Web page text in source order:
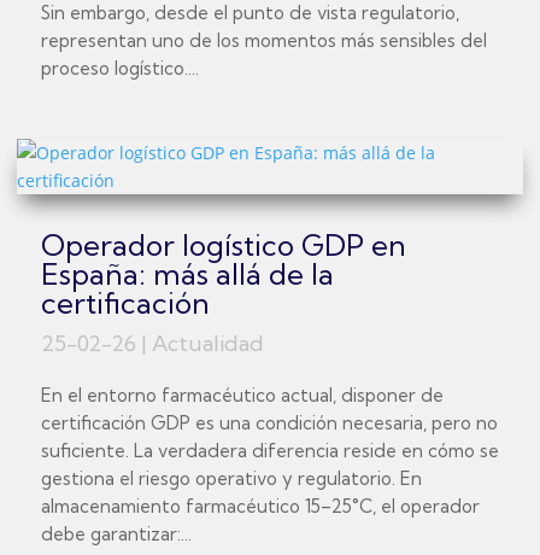
Sin embargo, desde el punto de vista regulatorio,
representan uno de los momentos más sensibles del
proceso logístico....
Operador logístico GDP en
España: más allá de la
certificación
25-02-26 | Actualidad
En el entorno farmacéutico actual, disponer de
certificación GDP es una condición necesaria, pero no
suficiente. La verdadera diferencia reside en cómo se
gestiona el riesgo operativo y regulatorio. En
almacenamiento farmacéutico 15–25°C, el operador
debe garantizar:...